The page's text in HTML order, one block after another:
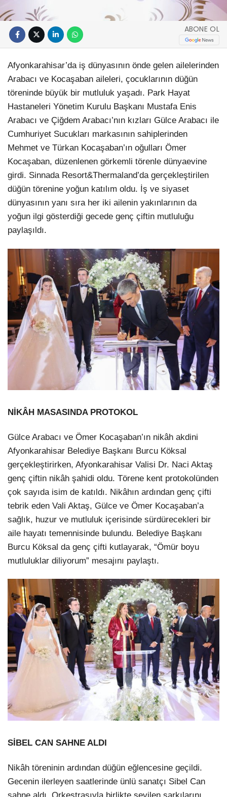
ABONE OL
Afyonkarahisar’da iş dünyasının önde gelen ailelerinden
Arabacı ve Kocaşaban aileleri, çocuklarının düğün
töreninde büyük bir mutluluk yaşadı. Park Hayat
Hastaneleri Yönetim Kurulu Başkanı Mustafa Enis
Arabacı ve Çiğdem Arabacı’nın kızları Gülce Arabacı ile
Cumhuriyet Sucukları markasının sahiplerinden
Mehmet ve Türkan Kocaşaban’ın oğulları Ömer
Kocaşaban, düzenlenen görkemli törenle dünyaevine
girdi. Sinnada Resort&Thermaland’da gerçekleştirilen
düğün törenine yoğun katılım oldu. İş ve siyaset
dünyasının yanı sıra her iki ailenin yakınlarının da
yoğun ilgi gösterdiği gecede genç çiftin mutluluğu
paylaşıldı.
NİKÂH MASASINDA PROTOKOL
Gülce Arabacı ve Ömer Kocaşaban’ın nikâh akdini
Afyonkarahisar Belediye Başkanı Burcu Köksal
gerçekleştirirken, Afyonkarahisar Valisi Dr. Naci Aktaş
genç çiftin nikâh şahidi oldu. Törene kent protokolünden
çok sayıda isim de katıldı. Nikâhın ardından genç çifti
tebrik eden Vali Aktaş, Gülce ve Ömer Kocaşaban’a
sağlık, huzur ve mutluluk içerisinde sürdürecekleri bir
aile hayatı temennisinde bulundu. Belediye Başkanı
Burcu Köksal da genç çifti kutlayarak, “Ömür boyu
mutluluklar diliyorum” mesajını paylaştı.
SİBEL CAN SAHNE ALDI
Nikâh töreninin ardından düğün eğlencesine geçildi.
Gecenin ilerleyen saatlerinde ünlü sanatçı Sibel Can